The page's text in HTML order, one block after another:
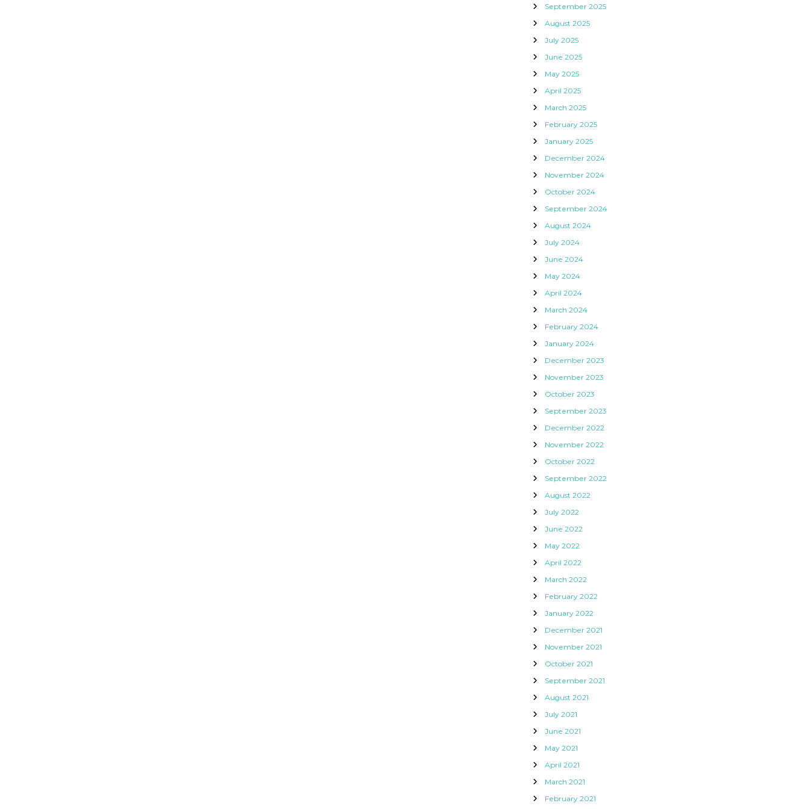
September 2025
August 2025
July 2025
June 2025
May 2025
April 2025
March 2025
February 2025
January 2025
December 2024
November 2024
October 2024
September 2024
August 2024
July 2024
June 2024
May 2024
April 2024
March 2024
February 2024
January 2024
December 2023
November 2023
October 2023
September 2023
December 2022
November 2022
October 2022
September 2022
August 2022
July 2022
June 2022
May 2022
April 2022
March 2022
February 2022
January 2022
December 2021
November 2021
October 2021
September 2021
August 2021
July 2021
June 2021
May 2021
April 2021
March 2021
February 2021